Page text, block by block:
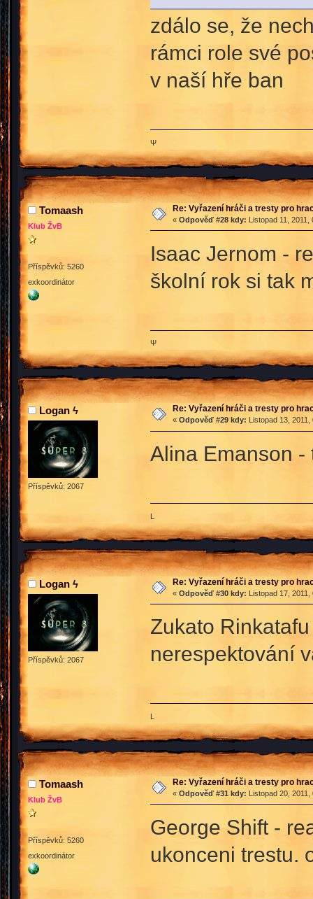
zdálo se, že
rámci role své
v naší hře ban
Ψ
Tomaash
Klub ŽvB
Příspěvků: 5260
exkoordinátor
Re: Vyřazení hráči a tresty pro
« Odpověď #28 kdy: Listopad 11, 2011,
Isaac Jernom -
školní rok si tak
Ψ
Logan ϟ
Příspěvků: 2067
Re: Vyřazení hráči a tresty pro
« Odpověď #29 kdy: Listopad 13,
Alina Emanson
L
Logan ϟ
Příspěvků: 2067
Re: Vyřazení hráči a tresty pro
« Odpověď #30 kdy: Listopad 17,
Zukato
nerespektování
L
Tomaash
Klub ŽvB
Příspěvků: 5260
exkoordinátor
Re: Vyřazení hráči a tresty pro
« Odpověď #31 kdy: Listopad 20,
George Shift -
ukonceni trestu.